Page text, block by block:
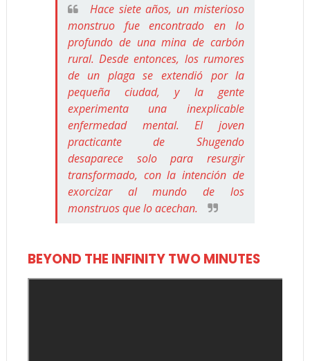
Hace siete años, un misterioso
monstruo fue encontrado en lo
profundo de una mina de carbón
rural. Desde entonces, los rumores
de un plaga se extendió por la
pequeña ciudad, y la gente
experimenta una inexplicable
enfermedad mental. El joven
practicante de Shugendo
desaparece solo para resurgir
transformado, con la intención de
exorcizar al mundo de los
monstruos que lo acechan.
BEYOND THE INFINITY TWO MINUTES